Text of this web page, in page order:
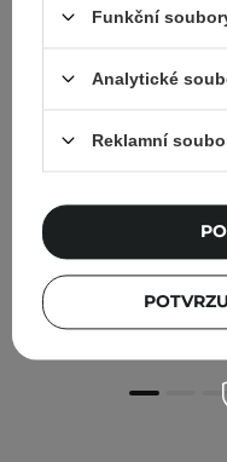
Torriden - Dive-In
Funkční
Analytické
Reklamní